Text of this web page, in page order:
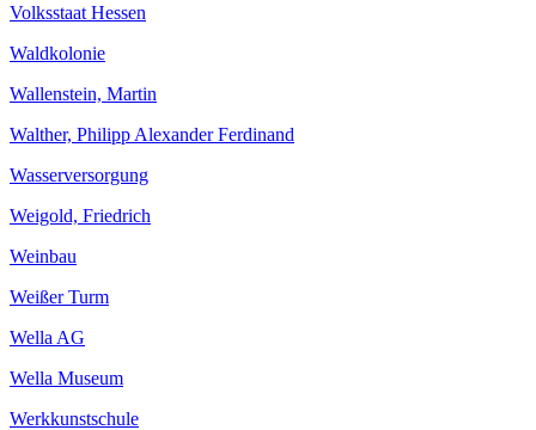
Volksstaat Hessen
Waldkolonie
Wallenstein, Martin
Walther, Philipp Alexander Ferdinand
Wasserversorgung
Weigold, Friedrich
Weinbau
Weißer Turm
Wella AG
Wella Museum
Werkkunstschule